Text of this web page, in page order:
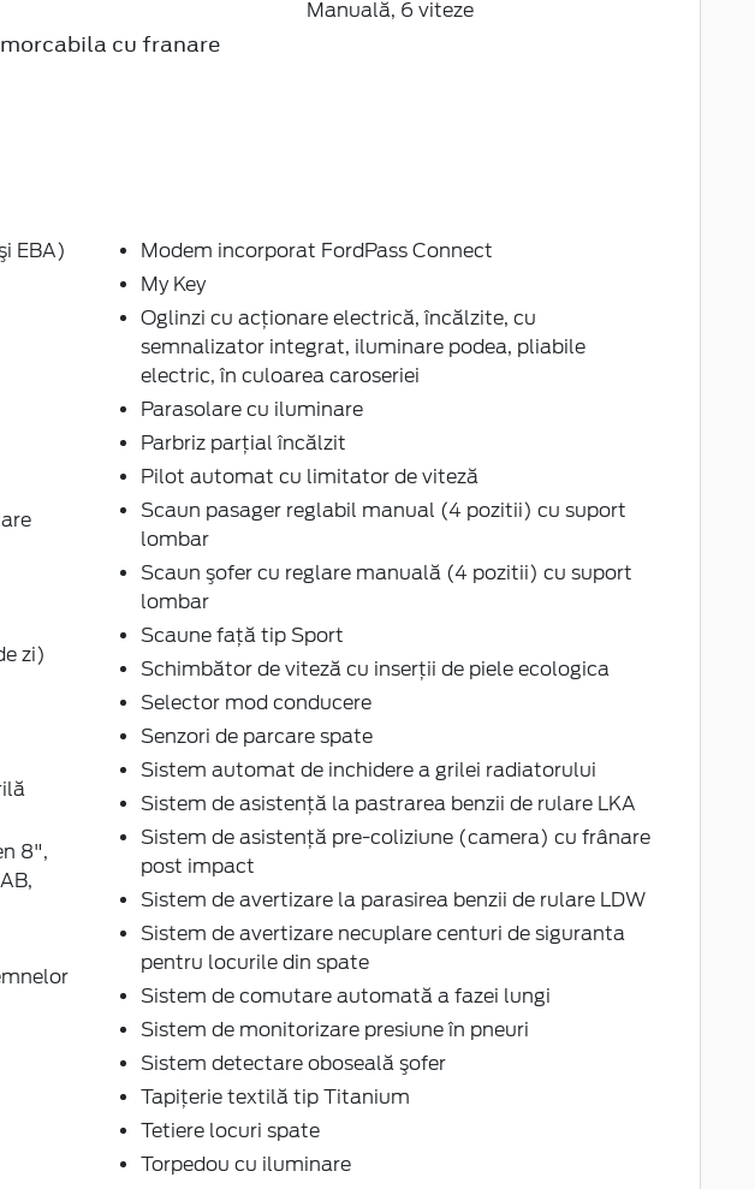
cu franare
Manuală, 6 viteze
EBA)
zi)
8",
Modem incorporat FordPass Connect
My Key
Oglinzi cu acţionare electrică, încălzite, cu
semnalizator integrat, iluminare podea, pliabile
electric, în culoarea caroseriei
Parasolare cu iluminare
Parbriz parţial încălzit
Pilot automat cu limitator de viteză
Scaun pasager reglabil manual (4 pozitii) cu suport
lombar
Scaun şofer cu reglare manuală (4 pozitii) cu suport
lombar
Scaune faţă tip Sport
Schimbător de viteză cu inserţii de piele ecologica
Selector mod conducere
Senzori de parcare spate
Sistem automat de inchidere a grilei radiatorului
Sistem de asistenţă la pastrarea benzii de rulare LKA
Sistem de asistenţă pre-coliziune (camera) cu frânare
post impact
Sistem de avertizare la parasirea benzii de rulare LDW
Sistem de avertizare necuplare centuri de siguranta
pentru locurile din spate
Sistem de comutare automată a fazei lungi
Sistem de monitorizare presiune în pneuri
Sistem detectare oboseală şofer
Tapiţerie textilă tip Titanium
Tetiere locuri spate
Torpedou cu iluminare